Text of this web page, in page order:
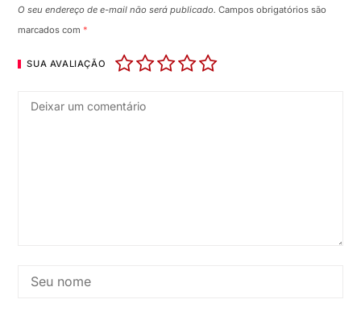
O seu endereço de e-mail não será publicado. Campos obrigatórios são
marcados com*
SUA AVALIAÇÃO